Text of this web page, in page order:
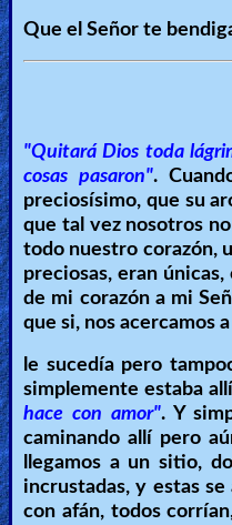
Que el Señor te
"Quitará Dios toda
cosas pasaron".
preciosísimo, que su
que tal vez nosotros
todo nuestro corazón,
preciosas, eran
de mi corazón a mi
que si, nos acercamos
le sucedía pero
simplemente estaba
hace con amor". Y
caminando allí pero
llegamos a un sitio,
incrustadas, y estas
con afán, todos